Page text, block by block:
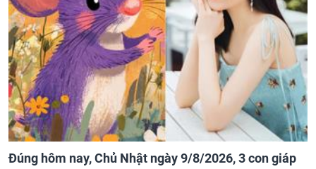
Đúng hôm nay, Chủ Nhật ngày 9/8/2026, 3 con giáp